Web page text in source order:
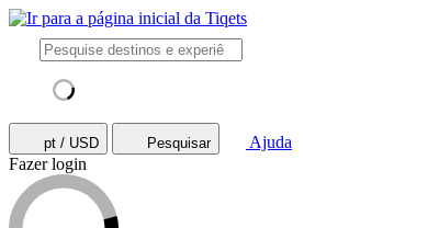
pt / USD Pesquisar
Ajuda
Fazer login